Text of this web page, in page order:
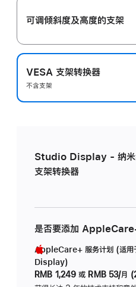
可调倾斜度及高‍度的支‍架
VESA 支架转换器
不含支架
Studio Display - 纳米
支架转换器
是否要添加
AppleCare+ 服务计划 (适
Display)
RMB 1,249 或 RMB 53/月